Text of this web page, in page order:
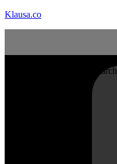
Klausa.co
Search